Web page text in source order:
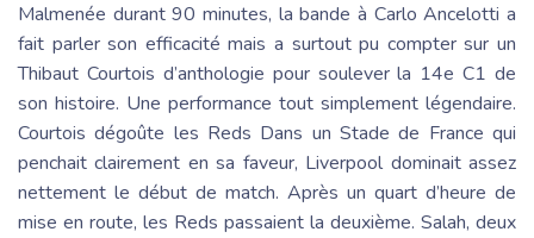
Malmenée durant 90 minutes, la bande à Carlo Ancelotti a
fait parler son efficacité mais a surtout pu compter sur un
Thibaut Courtois d’anthologie pour soulever la 14e C1 de
son histoire. Une performance tout simplement légendaire.
Courtois dégoûte les Reds Dans un Stade de France qui
penchait clairement en sa faveur, Liverpool dominait assez
nettement le début de match. Après un quart d’heure de
mise en route, les Reds passaient la deuxième. Salah, deux